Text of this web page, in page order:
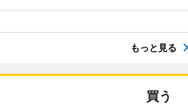
もっと見る
買う